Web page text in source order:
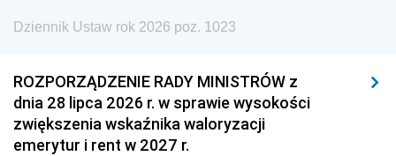
Dziennik Ustaw rok 2026 poz. 1023
ROZPORZĄDZENIE RADY MINISTRÓW z
dnia 28 lipca 2026 r. w sprawie wysokości
zwiększenia wskaźnika waloryzacji
emerytur i rent w 2027 r.